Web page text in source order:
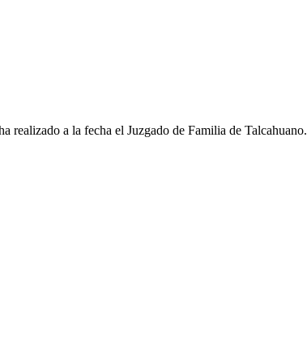
realizado a la fecha el Juzgado de Familia de Talcahuano.